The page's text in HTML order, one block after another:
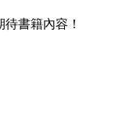
書籍內容！